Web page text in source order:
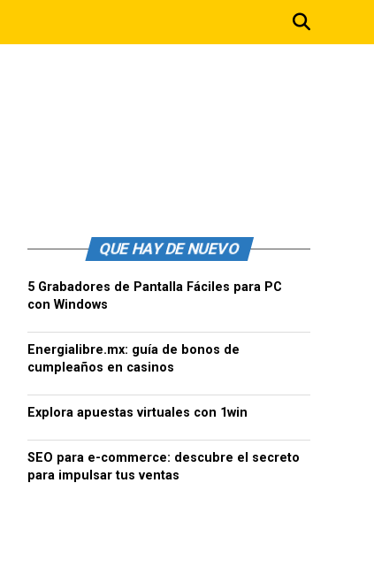
QUE HAY DE NUEVO
5 Grabadores de Pantalla Fáciles para PC
con Windows
Energialibre.mx: guía de bonos de
cumpleaños en casinos
Explora apuestas virtuales con 1win
SEO para e-commerce: descubre el secreto
para impulsar tus ventas